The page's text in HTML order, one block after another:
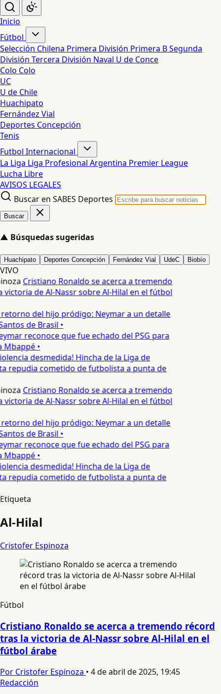
Inicio
Fútbol
Selección Chilena Primera División Primera BSegunda
División Tercera División Naval U de Conce
Colo Colo
UC
U de Chile
Huachipato
Fernández Vial
Deportes Concepción
Tenis
Futbol Internacional
La Liga Liga Profesional Argentina Premier League
Lucha Libre
AVISOS LEGALES
Buscar en SABES Deportes
Buscar
▲ Búsquedas sugeridas
Huachipato Deportes Concepción Fernández Vial UdeC Biobío
VIVO
Cristiano Ronaldo se acerca a tremendo
de Al-Nassr sobre Al-Hilal en el fútbol
del hijo pródigo: Neymar a un detalle
de Brasil •
reconoce que fue echado del PSG para
•
desmedida! Hincha de la Liga de
repudia cometido de futbolista a punta de
Cristiano Ronaldo se acerca a tremendo
de Al-Nassr sobre Al-Hilal en el fútbol
del hijo pródigo: Neymar a un detalle
de Brasil •
reconoce que fue echado del PSG para
•
desmedida! Hincha de la Liga de
repudia cometido de futbolista a punta de
Etiqueta
Al-Hilal
Cristofer Espinoza
Fútbol
Cristiano Ronaldo se acerca a tremendo récord
tras la victoria de Al-Nassr sobre Al-Hilal en el
fútbol árabe
Por Cristofer Espinoza • 4 de abril de 2025, 19:45
Redacción